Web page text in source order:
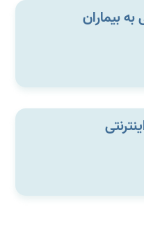
بیماران